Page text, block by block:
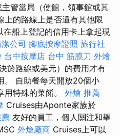
管當局（使館，領事館或其
上的路線上是否還有其他限
在船上登記的信用卡上拿起現
公司 腳底按摩證照 旅行社
台中按摩店 台中 筋膜刀 外燴
於路線或美元）的費用才有
。 自助餐每天開放20個小
用特殊的菜餚。 外燴 推薦
Cruises由Aponte家族於
友好的員工，個人關注和舉
外燴廠商 Cruises上可以